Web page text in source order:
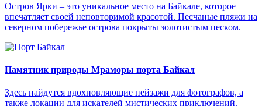
Остров Ярки – это уникальное место на Байкале, которое
впечатляет своей неповторимой красотой. Песчаные пляжи на
северном побережье острова покрыты золотистым песком.
Памятник природы Мраморы порта Байкал
Здесь найдутся вдохновляющие пейзажи для фотографов, а
также локации для искателей мистических приключений.